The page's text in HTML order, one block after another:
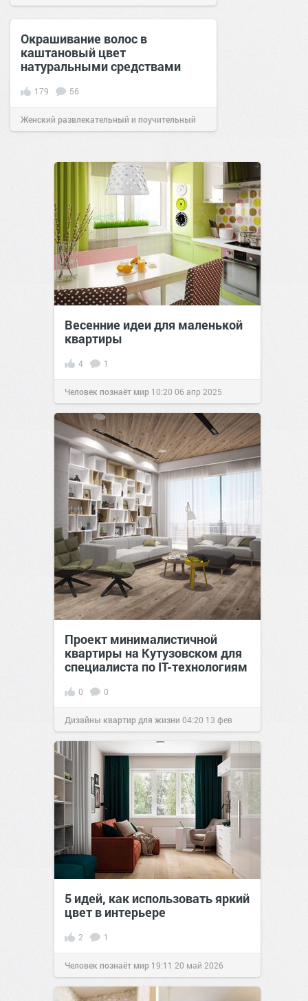
позитива! 06:00 23 фев 2022
Окрашивание волос в
каштановый цвет
натуральными средствами
179 56
Женский развлекательный и поучительный
Весенние идеи для маленькой
квартиры
4 1
Человек познаёт мир 10:20 06 апр 2025
Проект минималистичной
квартиры на Кутузовском для
специалиста по IT-технологиям
0 0
Дизайны квартир для жизни 04:20 13 фев
2016
5 идей, как использовать яркий
цвет в интерьере
2 1
Человек познаёт мир 19:11 20 май 2026